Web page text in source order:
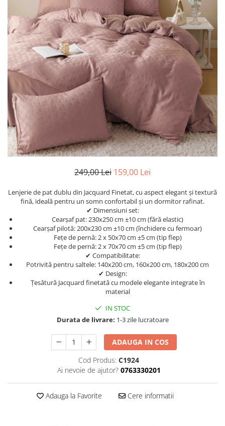
Lenjerii Pat Imprimeu 5D cu Elastic
Cearceaf cu Elastic pat 1 Persoana
Cearceaf cu Elastic pat 2 Persoane
Lenjerii Pat Inimi Brodate
Lenjerii Pat, Bumbac-Finet
Premium, 1 Persoana
Lenjerii Pat, Bumbac-Finet
Premium, 2 Persoane
Cearceaf cu Elastic
Cearceaf Normal
249,00 Lei 159,00 Lei
Lenjerie de pat dublu din Jacquard Finetat, cu aspect elegant și textură
fină, ideală pentru un somn confortabil și un dormitor rafinat.
✔ Dimensiuni set:
Cearșaf pat: 230x250 cm ±10 cm (fără elastic)
Cearșaf pilotă: 200x230 cm ±10 cm (închidere cu fermoar)
Fețe de pernă: 2 x 50x70 cm ±5 cm (tip flep)
Fețe de pernă: 2 x 70x70 cm ±5 cm (tip flep)
✔ Compatibilitate:
Potrivită pentru saltele: 140x200 cm, 160x200 cm, 180x200 cm
✔ Design:
Țesătură Jacquard finetată cu modele elegante integrate în
material
IN STOC
Durata de livrare: 1-3 zile lucratoare
ADAUGA IN COS
Cod Produs: C1924
Ai nevoie de ajutor? 0763330201
Adauga la Favorite Cere informatii